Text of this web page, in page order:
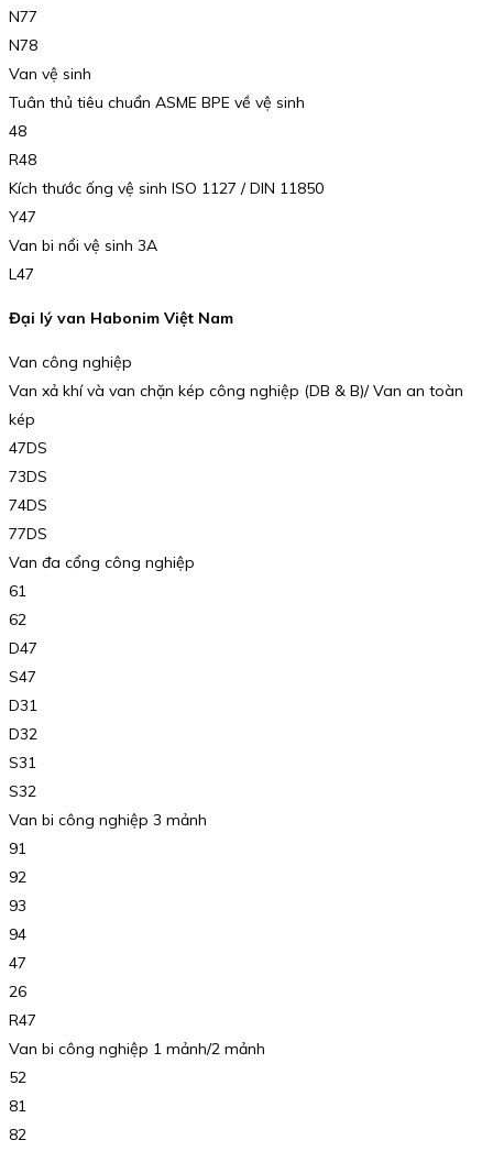
N77
N78
Van vệ sinh
Tuân thủ tiêu chuẩn ASME BPE về vệ sinh
48
R48
Kích thước ống vệ sinh ISO 1127 / DIN 11850
Y47
Van bi nổi vệ sinh 3A
L47
Đại lý van Habonim Việt Nam
Van công nghiệp
Van xả khí và van chặn kép công nghiệp (DB & B)/ Van an toàn
kép
47DS
73DS
74DS
77DS
Van đa cổng công nghiệp
61
62
D47
S47
D31
D32
S31
S32
Van bi công nghiệp 3 mảnh
91
92
93
94
47
26
R47
Van bi công nghiệp 1 mảnh/2 mảnh
52
81
82